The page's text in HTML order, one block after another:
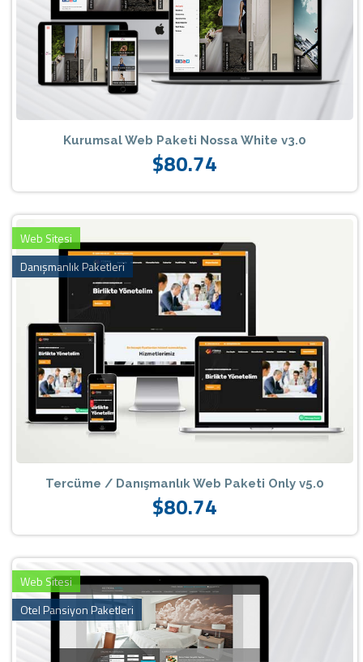
Kurumsal Web Paketi Nossa White v3.0
$80.74
Web Sitesi
Danışmanlık Paketleri
Tercüme / Danışmanlık Web Paketi Only v5.0
$80.74
Web Sitesi
Otel Pansiyon Paketleri